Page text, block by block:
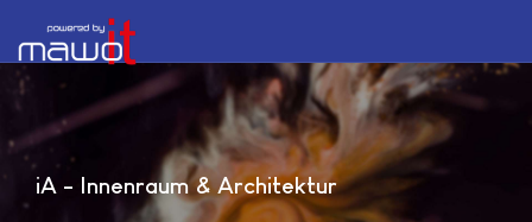
iA - Innenraum & Architektur